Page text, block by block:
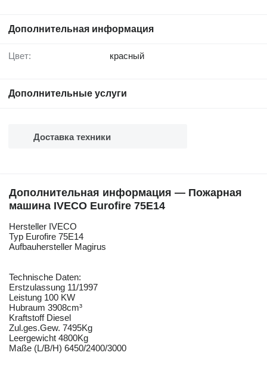
Дополнительная информация
Цвет: красный
Дополнительные услуги
Доставка техники
Дополнительная информация — Пожарная
машина IVECO Eurofire 75E14
Hersteller IVECO
Typ Eurofire 75E14
Aufbauhersteller Magirus
Technische Daten:
Erstzulassung 11/1997
Leistung 100 KW
Hubraum 3908cm³
Kraftstoff Diesel
Zul.ges.Gew. 7495Kg
Leergewicht 4800Kg
Maße (L/B/H) 6450/2400/3000